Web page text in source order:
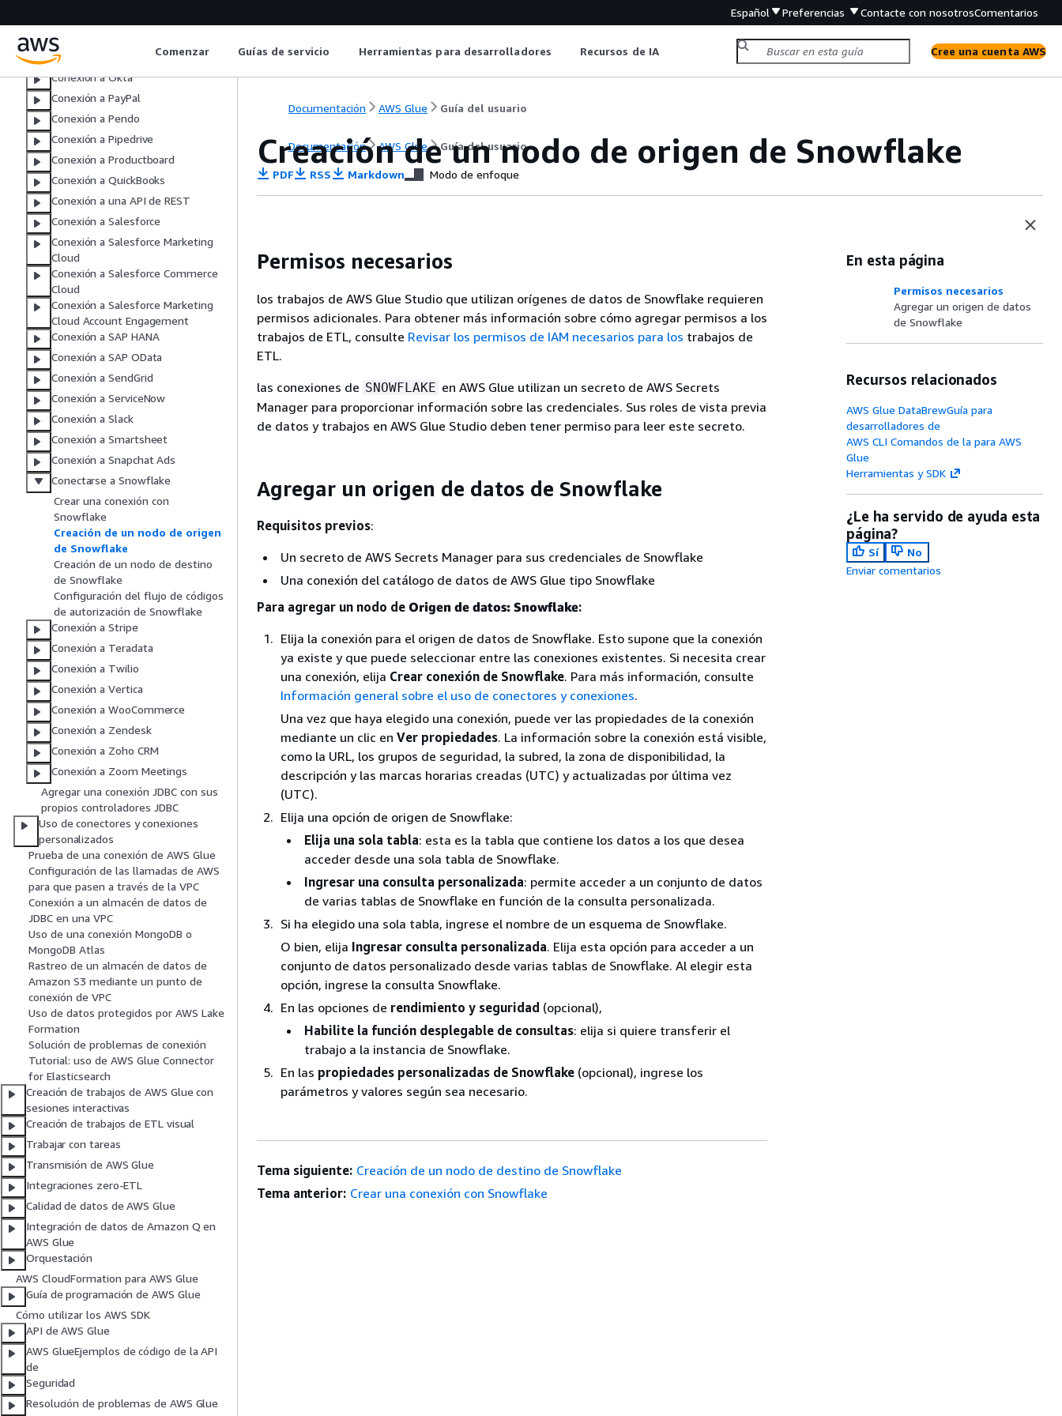
Español Preferencias Contacte con nosotrosComentarios
Comenzar Guías de servicio Herramientas para desarrolladores Recursos de IA Cree una cuenta AWS
Conexión a Oracle NetSuite
Conexión al servicio OpenSearch
Conexión a Okta
Conexión a PayPal
Conexión a Pendo
Conexión a Pipedrive
Conexión a Productboard
Conexión a QuickBooks
Conexión a una API de REST
Conexión a Salesforce
Conexión a Salesforce Marketing
Cloud
Conexión a Salesforce Commerce
Cloud
Conexión a Salesforce Marketing
Cloud Account Engagement
Conexión a SAP HANA
Conexión a SAP OData
Conexión a SendGrid
Conexión a ServiceNow
Conexión a Slack
Conexión a Smartsheet
Conexión a Snapchat Ads
Conectarse a Snowflake
Crear una conexión con
Snowflake
Creación de un nodo de origen
de Snowflake
Creación de un nodo de destino
de Snowflake
Configuración del flujo de códigos
de autorización de Snowflake
Conexión a Stripe
Conexión a Teradata
Conexión a Twilio
Conexión a Vertica
Conexión a WooCommerce
Conexión a Zendesk
Conexión a Zoho CRM
Conexión a Zoom Meetings
Agregar una conexión JDBC con sus
propios controladores JDBC
Uso de conectores y conexiones
personalizados
Prueba de una conexión de AWS Glue
Configuración de las llamadas de AWS
para que pasen a través de la VPC
Conexión a un almacén de datos de
JDBC en una VPC
Uso de una conexión MongoDB o
MongoDB Atlas
Rastreo de un almacén de datos de
Amazon S3 mediante un punto de
conexión de VPC
Uso de datos protegidos por AWS Lake
Formation
Solución de problemas de conexión
Tutorial: uso de AWS Glue Connector
for Elasticsearch
Creación de trabajos de AWS Glue con
sesiones interactivas
Creación de trabajos de ETL visual
Trabajar con tareas
Transmisión de AWS Glue
Integraciones zero-ETL
Calidad de datos de AWS Glue
Integración de datos de Amazon Q en
AWS Glue
Orquestación
AWS CloudFormation para AWS Glue
Guía de programación de AWS Glue
Cómo utilizar los AWS SDK
API de AWS Glue
AWS GlueEjemplos de código de la API
de
Seguridad
Resolución de problemas de AWS Glue
Documentación AWS Glue Guía del usuario
Documentación AWS Glue Guía del usuario
Creación de un nodo de origen de Snowflake
PDF RSS Markdown Modo de enfoque
Permisos necesarios
los trabajos de AWS Glue Studio que utilizan orígenes de datos de Snowflake requieren
permisos adicionales. Para obtener más información sobre cómo agregar permisos a los
trabajos de ETL, consulte Revisar los permisos de IAM necesarios para los trabajos de
ETL.
las conexiones de SNOWFLAKE en AWS Glue utilizan un secreto de AWS Secrets
Manager para proporcionar información sobre las credenciales. Sus roles de vista previa
de datos y trabajos en AWS Glue Studio deben tener permiso para leer este secreto.
Agregar un origen de datos de Snowflake
Requisitos previos:
Un secreto de AWS Secrets Manager para sus credenciales de Snowflake
Una conexión del catálogo de datos de AWS Glue tipo Snowflake
Para agregar un nodo de Origen de datos: Snowflake:
Elija la conexión para el origen de datos de Snowflake. Esto supone que la conexión
ya existe y que puede seleccionar entre las conexiones existentes. Si necesita crear
una conexión, elija Crear conexión de Snowflake. Para más información, consulte
Información general sobre el uso de conectores y conexiones.
Una vez que haya elegido una conexión, puede ver las propiedades de la conexión
mediante un clic en Ver propiedades. La información sobre la conexión está visible,
como la URL, los grupos de seguridad, la subred, la zona de disponibilidad, la
descripción y las marcas horarias creadas (UTC) y actualizadas por última vez
(UTC).
Elija una opción de origen de Snowflake:
Elija una sola tabla: esta es la tabla que contiene los datos a los que desea
acceder desde una sola tabla de Snowflake.
Ingresar una consulta personalizada: permite acceder a un conjunto de datos
de varias tablas de Snowflake en función de la consulta personalizada.
Si ha elegido una sola tabla, ingrese el nombre de un esquema de Snowflake.
O bien, elija Ingresar consulta personalizada. Elija esta opción para acceder a un
conjunto de datos personalizado desde varias tablas de Snowflake. Al elegir esta
opción, ingrese la consulta Snowflake.
En las opciones de rendimiento y seguridad (opcional),
Habilite la función desplegable de consultas: elija si quiere transferir el
trabajo a la instancia de Snowflake.
En las propiedades personalizadas de Snowflake (opcional), ingrese los
parámetros y valores según sea necesario.
En esta página
Permisos necesarios
Agregar un origen de datos
de Snowflake
Recursos relacionados
AWS Glue DataBrewGuía para
desarrolladores de
AWS CLI Comandos de la para AWS
Glue
Herramientas y SDK
¿Le ha servido de ayuda esta
página?
Sí
No
Enviar comentarios
Tema siguiente: Creación de un nodo de destino de Snowflake
Tema anterior: Crear una conexión con Snowflake